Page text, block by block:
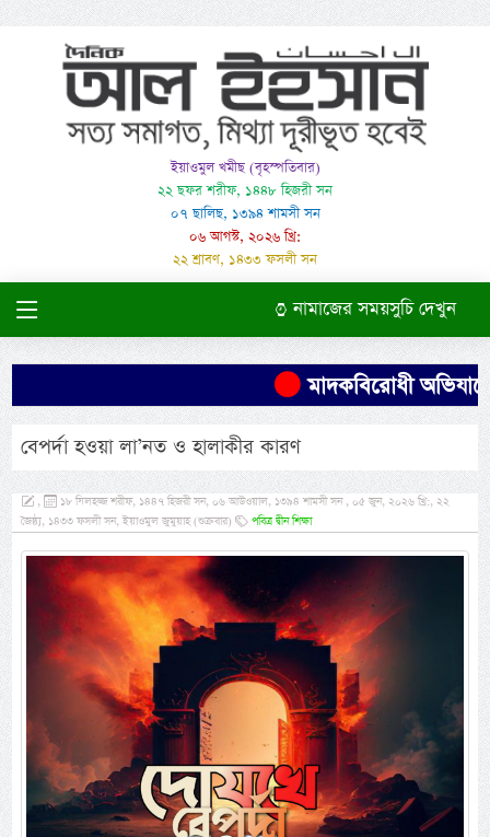
ইয়াওমুল খমীছ (বৃহস্পতিবার)
২২ ছফর শরীফ, ১৪৪৮ হিজরী সন
০৭ ছালিছ, ১৩৯৪ শামসী সন
০৬ আগস্ট, ২০২৬ খ্রি:
২২ শ্রাবণ, ১৪৩৩ ফসলী সন
নামাজের সময়সুচি দেখুন
মাদকবিরোধী
বেপর্দা হওয়া লা’নত ও হালাকীর কারণ
,
১৮ যিলহজ্জ শরীফ, ১৪৪৭ হিজরী সন, ০৬ আউওয়াল, ১৩৯৪ শামসী সন , ০৫ জুন, ২০২৬ খ্রি:, ২২
জৈষ্ঠ্য, ১৪৩৩ ফসলী সন, ইয়াওমুল জুমুয়াহ (শুক্রবার)
পবিত্র দ্বীন শিক্ষা